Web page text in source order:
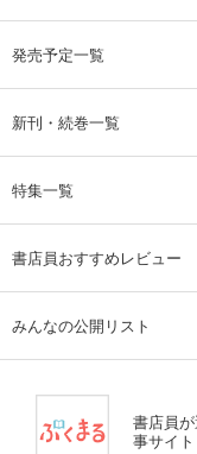
発売予定一覧
新刊・続巻一覧
特集一覧
書店員おすすめレビュー
みんなの公開リスト
書店員
事サイト